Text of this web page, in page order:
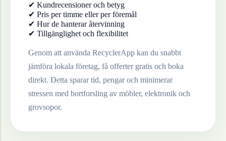
✔ Kundrecensioner och betyg
✔ Pris per timme eller per föremål
✔ Hur de hanterar återvinning
✔ Tillgänglighet och flexibilitet
Genom att använda RecyclerApp kan du snabbt
jämföra lokala företag, få offerter gratis och boka
direkt. Detta sparar tid, pengar och minimerar
stressen med bortforsling av möbler, elektronik och
grovsopor.